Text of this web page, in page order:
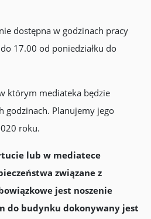
dostępna w godzinach pracy
17.00 od poniedziałku do
którym mediateka będzie
godzinach. Planujemy jego
roku.
lub w mediatece
związane z
jest noszenie
do budynku dokonywany jest